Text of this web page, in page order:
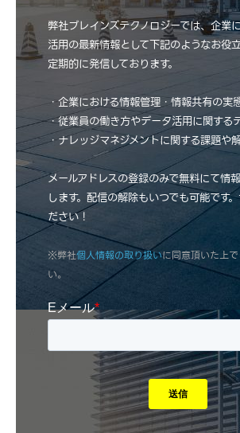
弊社ブレインズテクノロジーでは、企業
活用の最新情報として下記のようなお役
定期的に発信しております。
・企業における情報管理・情報共有の実
・従業員の働き方やデータ活用に関する
・ナレッジマネジメントに関する課題
メールアドレスの登録のみで無料にて情
します。配信の解除もいつでも可能です
ださい！
※弊社個人情報の取り扱いに同意頂いた上
い。